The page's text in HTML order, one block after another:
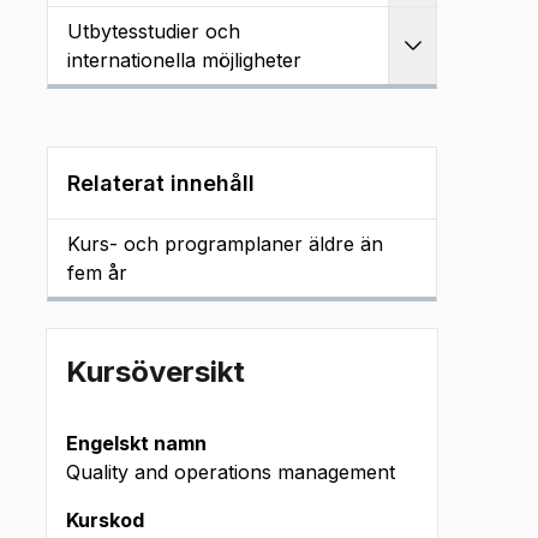
Utbytesstudier och
internationella möjligheter
Relaterat innehåll
Kurs- och programplaner äldre än
fem år
Kursöversikt
Engelskt namn
Quality and operations management
Kurskod